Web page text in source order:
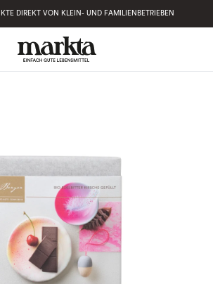
DIREKT VON KLEIN- UND FAMILIENBETRIEBEN